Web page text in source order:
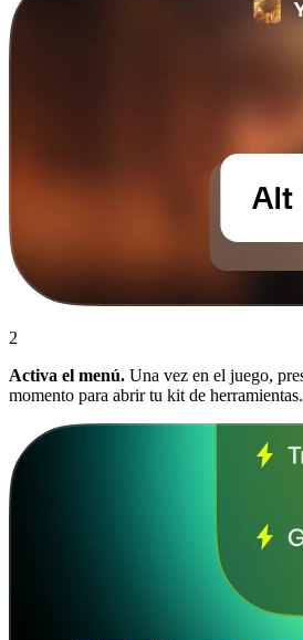
2
Activa el menú. Una vez en el juego,
momento para abrir tu kit de herramientas.